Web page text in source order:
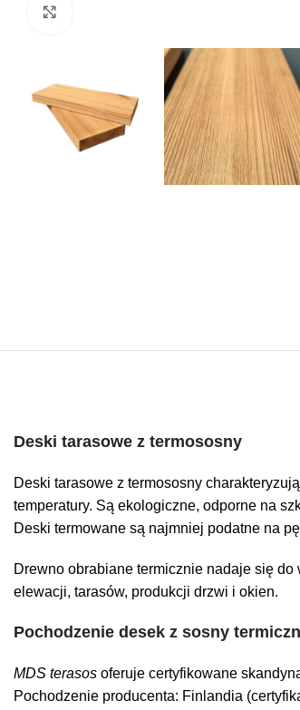
Deski tarasowe z termososny
Deski tarasowe z termososny
temperatury. Są ekologiczne, odporne na
Deski termowane są najmniej podatne na
Drewno obrabiane termicznie nadaje się
elewacji, tarasów, produkcji drzwi i okien.
Pochodzenie desek z sosny
MDS terasos oferuje certyfikowane
Pochodzenie producenta: Finlandia